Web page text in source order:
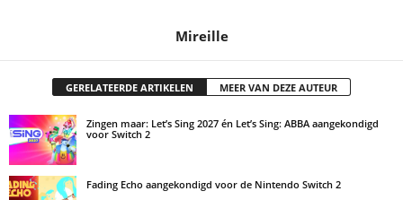
Mireille
GERELATEERDE ARTIKELEN MEER VAN DEZE AUTEUR
Zingen maar: Let’s Sing 2027 én Let’s Sing: ABBA aangekondigd
voor Switch 2
Fading Echo aangekondigd voor de Nintendo Switch 2